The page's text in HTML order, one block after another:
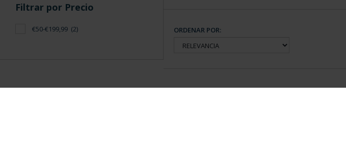
Filtrar por Precio
€50-€199,99 (2) ORDENAR POR: